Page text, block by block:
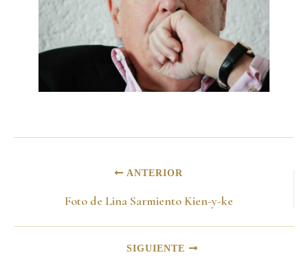
ANTERIOR
Foto de Lina Sarmiento Kien-y-ke
SIGUIENTE